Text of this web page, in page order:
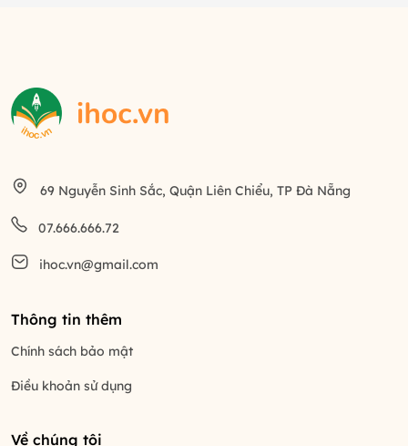
69 Nguyễn Sinh Sắc, Quận Liên Chiểu, TP Đà Nẵng
07.666.666.72
ihoc.vn@gmail.com
Thông tin thêm
Chính sách bảo mật
Điều khoản sử dụng
Về chúng tôi